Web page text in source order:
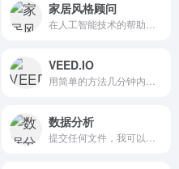
家居风格顾问
VEED.IO
数据分析